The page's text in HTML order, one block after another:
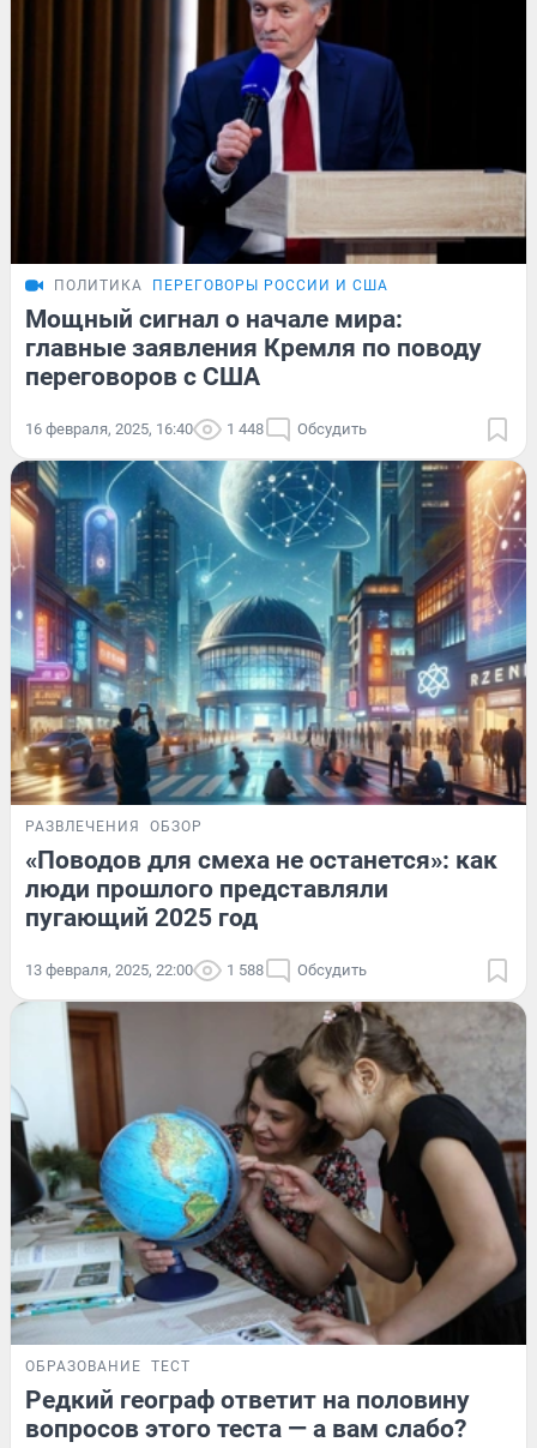
ПОЛИТИКА ПЕРЕГОВОРЫ РОССИИ И США
Мощный сигнал о начале мира:
главные заявления Кремля по поводу
переговоров с США
16 февраля, 2025, 16:40 1 448 Обсудить
РАЗВЛЕЧЕНИЯ ОБЗОР
«Поводов для смеха не останется»: как
люди прошлого представляли
пугающий 2025 год
13 февраля, 2025, 22:00 1 588 Обсудить
ОБРАЗОВАНИЕ ТЕСТ
Редкий географ ответит на половину
вопросов этого теста — а вам слабо?